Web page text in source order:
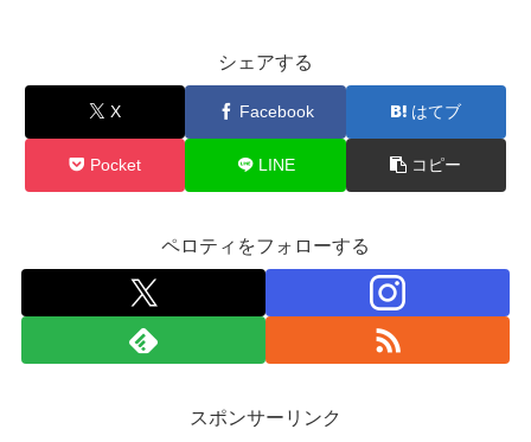
シェアする
X Facebook はてブ
Pocket LINE コピー
ペロティをフォローする
スポンサーリンク